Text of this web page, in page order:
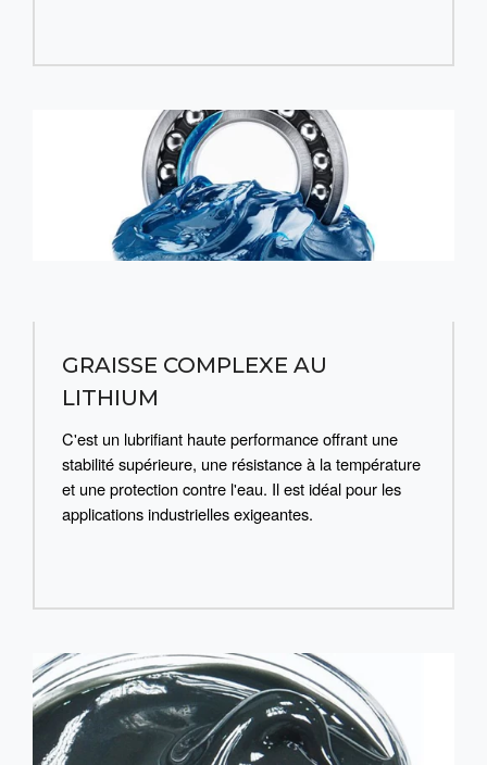
GRAISSE COMPLEXE AU
LITHIUM
C'est un lubrifiant haute performance offrant une
stabilité supérieure, une résistance à la température
et une protection contre l'eau. Il est idéal pour les
applications industrielles exigeantes.